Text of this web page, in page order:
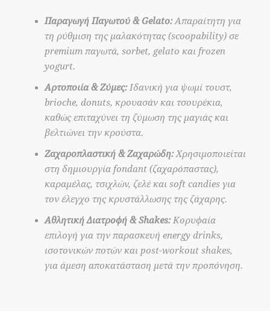
Παραγωγή Παγωτού & Gelato:Απαραίτητη για
τη ρύθμιση της μαλακότητας (scoopability) σε
premium παγωτά, sorbet, gelato και frozen
yogurt.
Αρτοποιία & Ζύμες:Ιδανική για ψωμί τουστ,
brioche, donuts, κρουασάν και τσουρέκια,
καθώς επιταχύνει τη ζύμωση της μαγιάς και
βελτιώνει την κρούστα.
Ζαχαροπλαστική & Ζαχαρώδη:Χρησιμοποιείται
στη δημιουργία fondant (ζαχαρόπαστας),
καραμέλας, τσιχλών, ζελέ και soft candies για
τον έλεγχο της κρυστάλλωσης της ζάχαρης.
Αθλητική Διατροφή & Shakes:Κορυφαία
επιλογή για την παρασκευή energy drinks,
ισοτονικών ποτών και post-workout shakes,
για άμεση αποκατάσταση μετά την προπόνηση.